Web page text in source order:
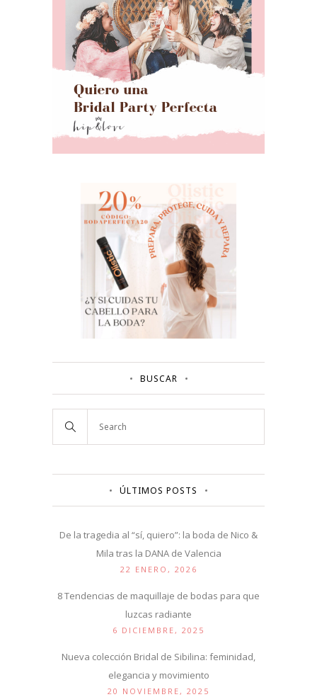
BUSCAR
ÚLTIMOS POSTS
De la tragedia al “sí, quiero”: la boda de Nico &
Mila tras la DANA de Valencia
22 ENERO, 2026
8 Tendencias de maquillaje de bodas para que
luzcas radiante
6 DICIEMBRE, 2025
Nueva colección Bridal de Sibilina: feminidad,
elegancia y movimiento
20 NOVIEMBRE, 2025